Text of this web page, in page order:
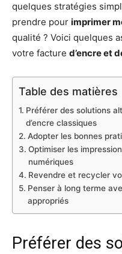
quelques stratégies
prendre pour imprimer
qualité ? Voici quelques
votre facture d’encre et
Table des matières
Préférer des solutions
d’encre classiques
Adopter les bonnes
Optimiser les
numériques
Revendre et recycler
Penser à long terme
appropriés
Préférer des